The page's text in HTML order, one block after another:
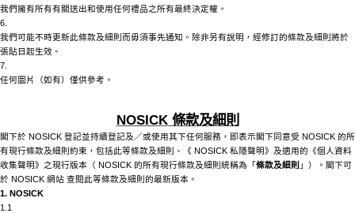
我們擁有所有有關送出和使用任何禮品之所有最終決定權。
6.
我們可能不時更新此條款及細則而毋須事先通知。除非另有說明，經修訂的條款及細則將於
張貼日起生效。
7.
任何圖片（如有）僅供參考。
NOSICK 條款及細則
閣下於 NOSICK 登記並持續登記及／或使用其下任何服務，即表示閣下同意受 NOSICK 的所
有現行條款及細則約束，包括此等條款及細則、《 NOSICK 私隱聲明》及適用的《個人資料
收集聲明》之現行版本（ NOSICK 的所有現行條款及細則統稱為「條款及細則 」）。閣下可
於 NOSICK 網站 查閱此等條款及細則的最新版本。
1. NOSICK
1.1